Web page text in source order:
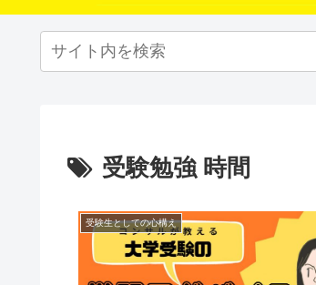
受験勉強 時間
受験生としての心構え